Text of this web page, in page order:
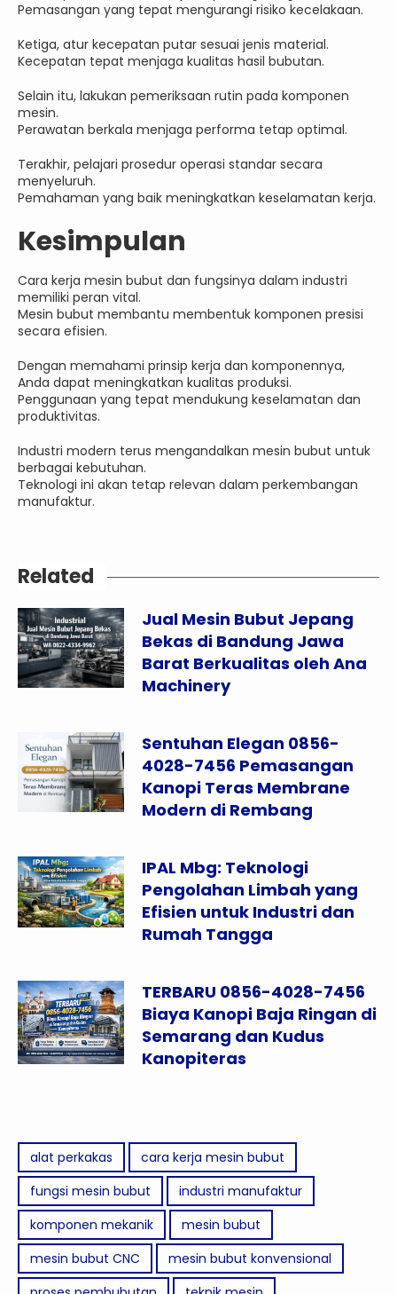
Pemasangan yang tepat mengurangi risiko kecelakaan.
Ketiga, atur kecepatan putar sesuai jenis material.
Kecepatan tepat menjaga kualitas hasil bubutan.
Selain itu, lakukan pemeriksaan rutin pada komponen
mesin.
Perawatan berkala menjaga performa tetap optimal.
Terakhir, pelajari prosedur operasi standar secara
menyeluruh.
Pemahaman yang baik meningkatkan keselamatan kerja.
Kesimpulan
Cara kerja mesin bubut dan fungsinya dalam industri
memiliki peran vital.
Mesin bubut membantu membentuk komponen presisi
secara efisien.
Dengan memahami prinsip kerja dan komponennya,
Anda dapat meningkatkan kualitas produksi.
Penggunaan yang tepat mendukung keselamatan dan
produktivitas.
Industri modern terus mengandalkan mesin bubut untuk
berbagai kebutuhan.
Teknologi ini akan tetap relevan dalam perkembangan
manufaktur.
Related
Jual Mesin Bubut Jepang
Bekas di Bandung Jawa
Barat Berkualitas oleh Ana
Machinery
Sentuhan Elegan 0856-
4028-7456 Pemasangan
Kanopi Teras Membrane
Modern di Rembang
IPAL Mbg: Teknologi
Pengolahan Limbah yang
Efisien untuk Industri dan
Rumah Tangga
TERBARU 0856-4028-7456
Biaya Kanopi Baja Ringan di
Semarang dan Kudus
Kanopiteras
alat perkakas
cara kerja mesin bubut
fungsi mesin bubut
industri manufaktur
komponen mekanik
mesin bubut
mesin bubut CNC
mesin bubut konvensional